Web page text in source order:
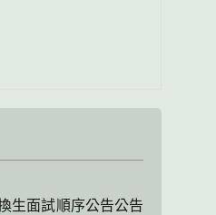
生面試順序公告公告